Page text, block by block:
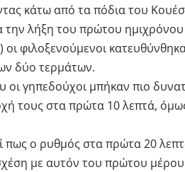
κάτω από τα πόδια του
την λήξη του πρώτου ημιχρόνου
οι φιλοξενούμενοι
δύο τερμάτων.
γηπεδούχοι μπήκαν πιο
τους στα πρώτα 10 λεπτά,
πως ο ρυθμός στα πρώτα 20
με αυτόν του πρώτου